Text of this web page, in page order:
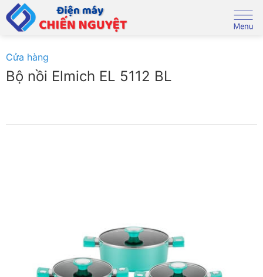
Skip
to
Cửa hàng
Bộ nồi Elmich EL 5112 BL